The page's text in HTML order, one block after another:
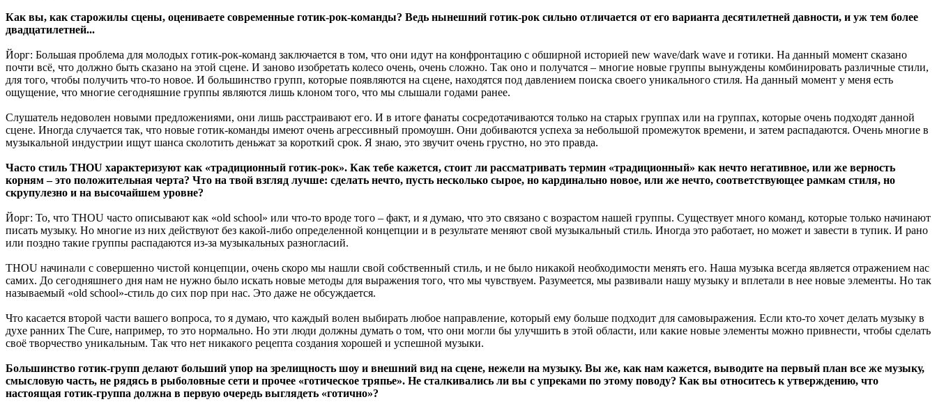
Как вы, как старожилы сцены, оцениваете современные готик-рок-команды? Ведь нынешний готик-рок сильно отличается от его варианта десятилетней давности, и уж тем более
двадцатилетней...
Йорг: Большая проблема для молодых готик-рок-команд заключается в том, что они идут на конфронтацию с обширной историей new wave/dark wave и готики. На данный момент сказано
почти всё, что должно быть сказано на этой сцене. И заново изобретать колесо очень, очень сложно. Так оно и получатся – многие новые группы вынуждены комбинировать различные стили,
для того, чтобы получить что-то новое. И большинство групп, которые появляются на сцене, находятся под давлением поиска своего уникального стиля. На данный момент у меня есть
ощущение, что многие сегодняшние группы являются лишь клоном того, что мы слышали годами ранее.
Слушатель недоволен новыми предложениями, они лишь расстраивают его. И в итоге фанаты сосредотачиваются только на старых группах или на группах, которые очень подходят данной
сцене. Иногда случается так, что новые готик-команды имеют очень агрессивный промоушн. Они добиваются успеха за небольшой промежуток времени, и затем распадаются. Очень многие в
музыкальной индустрии ищут шанса сколотить деньжат за короткий срок. Я знаю, это звучит очень грустно, но это правда.
Часто стиль THOU характеризуют как «традиционный готик-рок». Как тебе кажется, стоит ли рассматривать термин «традиционный» как нечто негативное, или же верность
корням – это положительная черта? Что на твой взгляд лучше: сделать нечто, пусть несколько сырое, но кардинально новое, или же нечто, соответствующее рамкам стиля, но
скрупулезно и на высочайшем уровне?
Йорг: То, что THOU часто описывают как «old school» или что-то вроде того – факт, и я думаю, что это связано с возрастом нашей группы. Существует много команд, которые только начинают
писать музыку. Но многие из них действуют без какой-либо определенной концепции и в результате меняют свой музыкальный стиль. Иногда это работает, но может и завести в тупик. И рано
или поздно такие группы распадаются из-за музыкальных разногласий.
THOU начинали с совершенно чистой концепции, очень скоро мы нашли свой собственный стиль, и не было никакой необходимости менять его. Наша музыка всегда является отражением нас
самих. До сегодняшнего дня нам не нужно было искать новые методы для выражения того, что мы чувствуем. Разумеется, мы развивали нашу музыку и вплетали в нее новые элементы. Но так
называемый «old school»-стиль до сих пор при нас. Это даже не обсуждается.
Что касается второй части вашего вопроса, то я думаю, что каждый волен выбирать любое направление, который ему больше подходит для самовыражения. Если кто-то хочет делать музыку в
духе ранних The Cure, например, то это нормально. Но эти люди должны думать о том, что они могли бы улучшить в этой области, или какие новые элементы можно привнести, чтобы сделать
своё творчество уникальным. Так что нет никакого рецепта создания хорошей и успешной музыки.
Большинство готик-групп делают больший упор на зрелищность шоу и внешний вид на сцене, нежели на музыку. Вы же, как нам кажется, выводите на первый план все же музыку,
смысловую часть, не рядясь в рыболовные сети и прочее «готическое тряпье». Не сталкивались ли вы с упреками по этому поводу? Как вы относитесь к утверждению, что
настоящая готик-группа должна в первую очередь выглядеть «готично»?